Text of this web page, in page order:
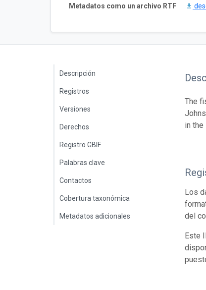
Metadatos como un archivo RTF
Descripción
Registros
Versiones
Derechos
Registro GBIF
Palabras clave
Contactos
Cobertura taxonómica
Metadatos adicionales
The
in the
Los
del
Este